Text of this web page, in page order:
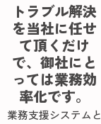
トラブル解決
を当社に任せ
て頂くだけ
で、御社にと
っては業務効
率化です。
業務支援システムと